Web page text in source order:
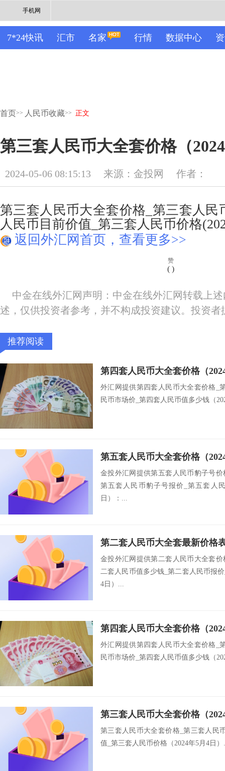
手机网
7*24快讯 汇市 名家 行情 数据中心
首页>> 人民币收藏>> 正文
第三套人民币大全套价格（
2024-05-06 08:15:13 来源：金投网 作者：
第三套人民币大全套价格_第三套人民
人民币目前价值_第三套人民币价格
返回外汇网首页，查看更多>>
赞
( )
中金在线外汇网声明：中金在线外汇网转载上
述，仅供投资者参考，并不构成投资建议。投资
推荐阅读
第四套人民币大全套价格（
外汇网提供第四套人民币大全套价格_
民币市场价_第四套人民币值多少钱（
第五套人民币大全套价格（
金投外汇网提供第五套人民币豹子号
第五套人民币豹子号报价_第五套人
日）：...
第二套人民币大全套最新价格
金投外汇网提供第二套人民币大全套
二套人民币值多少钱_第二套人民币报
4日）...
第四套人民币大全套价格（
外汇网提供第四套人民币大全套价格_
民币市场价_第四套人民币值多少钱（
第三套人民币大全套价格（
第三套人民币大全套价格_第三套人民
值_第三套人民币价格（2024年5月4日）